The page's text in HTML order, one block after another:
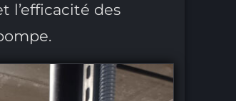
l’efficacité des